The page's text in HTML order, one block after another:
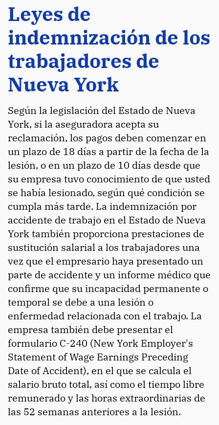
Leyes de
indemnización de los
trabajadores de
Nueva York
Según la legislación del Estado de Nueva
York, si la aseguradora acepta su
reclamación, los pagos deben comenzar en
un plazo de 18 días a partir de la fecha de la
lesión, o en un plazo de 10 días desde que
su empresa tuvo conocimiento de que usted
se había lesionado, según qué condición se
cumpla más tarde. La indemnización por
accidente de trabajo en el Estado de Nueva
York también proporciona prestaciones de
sustitución salarial a los trabajadores una
vez que el empresario haya presentado un
parte de accidente y un informe médico que
confirme que su incapacidad permanente o
temporal se debe a una lesión o
enfermedad relacionada con el trabajo. La
empresa también debe presentar el
formulario C-240 (New York Employer's
Statement of Wage Earnings Preceding
Date of Accident), en el que se calcula el
salario bruto total, así como el tiempo libre
remunerado y las horas extraordinarias de
las 52 semanas anteriores a la lesión.